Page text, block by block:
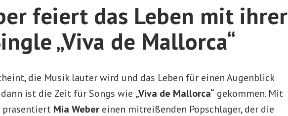
feiert das Leben mit ihrer
„Viva de Mallorca“
die Musik lauter wird und das Leben für einen Augenblick
ist die Zeit für Songs wie „Viva de Mallorca“ gekommen. Mit
präsentiert Mia Weber einen mitreißenden Popschlager, der die